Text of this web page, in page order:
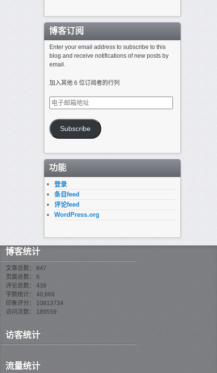
博客订阅
Enter your email address to subscribe to this
blog and receive notifications of new posts by
email.
加入其他 6 位订阅者的行列
电
子
箱
地
Subscribe
功能
登录
条目feed
评论feed
WordPress.org
博客统计
文章总数： 647
页面总数： 6
评论总数： 439
字数统计： 40,669
印象评分： 10813734
访问次数： 189559
访客统计
流量统计